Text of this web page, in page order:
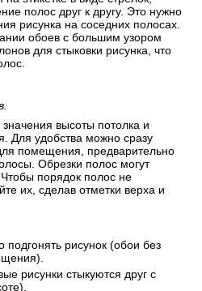
обоев имеют идентичный
рисунка.
полос друг к другу. Это нужно
рисунка на соседних полосах.
обоев с большим узором
для стыковки рисунка, что
высоты потолка и
помещения, предварительно
Обрезки полос могут
порядок полос не
их, сделав отметки верха и